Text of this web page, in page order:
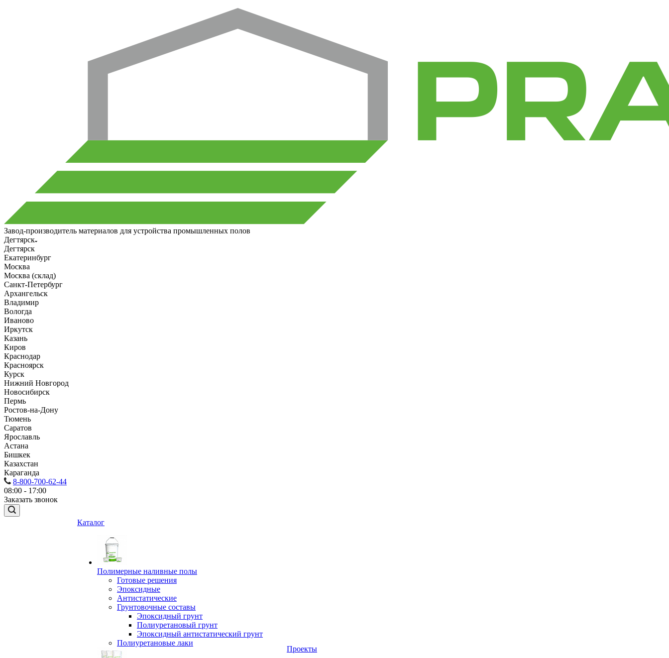
Завод-производитель материалов для устройства промышленных полов
Дегтярск
Дегтярск
Екатеринбург
Москва
Москва (склад)
Санкт-Петербург
Архангельск
Владимир
Вологда
Иваново
Иркутск
Казань
Киров
Краснодар
Красноярск
Курск
Нижний Новгород
Новосибирск
Пермь
Ростов-на-Дону
Тюмень
Саратов
Ярославль
Астана
Бишкек
Казахстан
Караганда
8-800-700-62-44
08:00 - 17:00
Заказать звонок
Каталог
Полимерные наливные полы
Готовые решения
Эпоксидные
Антистатические
Грунтовочные составы
Эпоксидный грунт
Полиуретановый грунт
Эпоксидный антистатический грунт
Полиуретановые лаки
Проекты